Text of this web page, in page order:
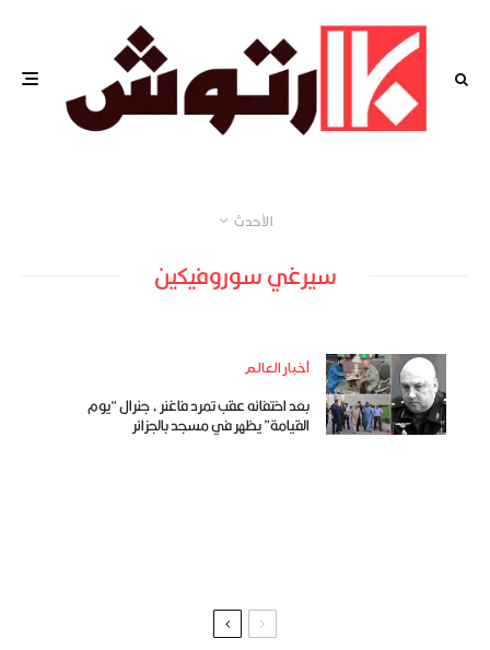
الأحدث
سيرغي سوروفيكين
أخبار العالم
بعد اختفائه عقب تمرد فاغنر ، جنرال “يوم
القيامة” يظهر في مسجد بالجزائر